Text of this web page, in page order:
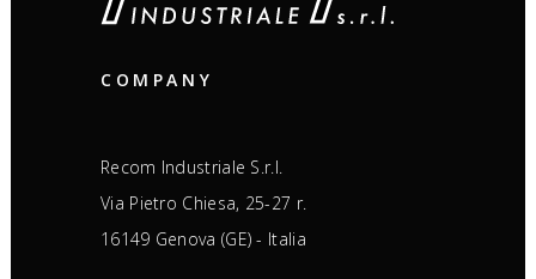
COMPANY
Recom Industriale S.r.l.
Via Pietro Chiesa, 25-27 r.
16149 Genova (GE) - Italia